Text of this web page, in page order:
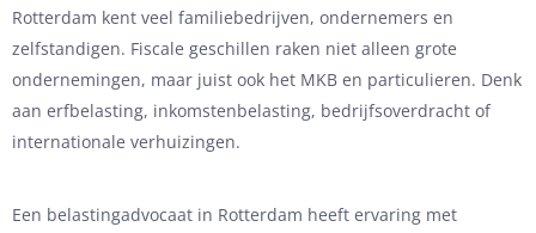
Rotterdam kent veel familiebedrijven, ondernemers en
zelfstandigen. Fiscale geschillen raken niet alleen grote
ondernemingen, maar juist ook het MKB en particulieren. Denk
aan erfbelasting, inkomstenbelasting, bedrijfsoverdracht of
internationale verhuizingen.
Een belastingadvocaat in Rotterdam heeft ervaring met